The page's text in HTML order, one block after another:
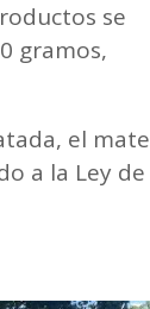
se
gramos,
el mate
a la Ley de